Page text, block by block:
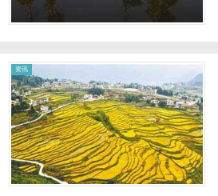
资讯